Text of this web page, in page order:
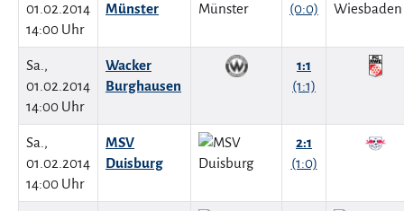
01.02.2014
14:00 Uhr
Münster
(0:0)
Sa.,
01.02.2014
14:00 Uhr
Wacker
Burghausen
1:1
(1:1)
Sa.,
01.02.2014
14:00 Uhr
MSV
Duisburg
2:1
(1:0)